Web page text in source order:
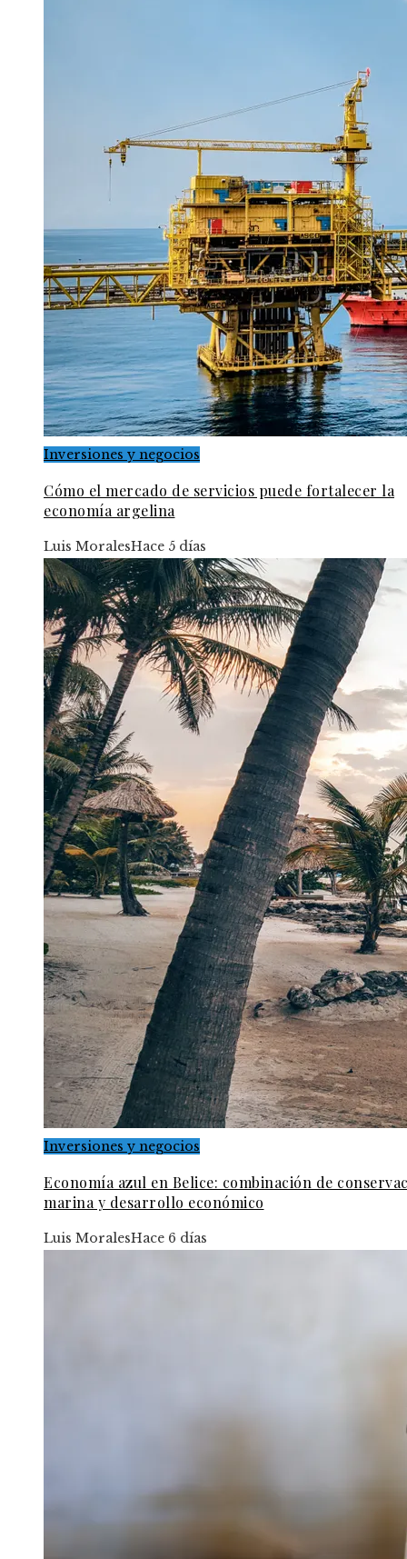
Inversiones y negocios
Cómo el mercado de servicios puede fortalecer la
economía argelina
Luis MoralesHace 5 días
Inversiones y negocios
Economía azul en Belice: combinación de
marina y desarrollo económico
Luis MoralesHace 6 días